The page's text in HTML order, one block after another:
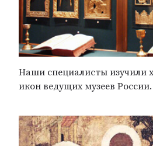
Наши специалисты изучили
икон ведущих музеев России.